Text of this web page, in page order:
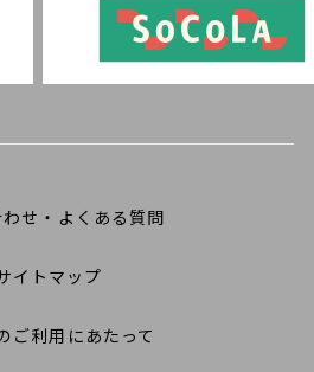
せ・よくある質問
イトマップ
ご利用にあたって